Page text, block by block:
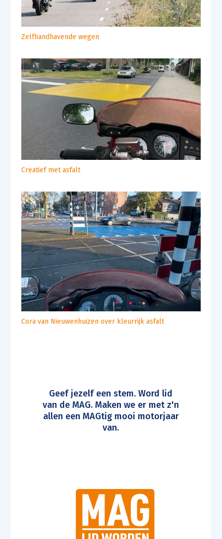
Zelfhandhavende wegen
Creatief met asfalt
Cora van Nieuwenhuizen over kleurrijk asfalt
Geef jezelf een stem. Word lid
van de MAG. Maken we er met z'n
allen een MAGtig mooi motorjaar
van.